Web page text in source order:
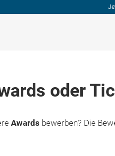
oder
Awards bewerben? Die